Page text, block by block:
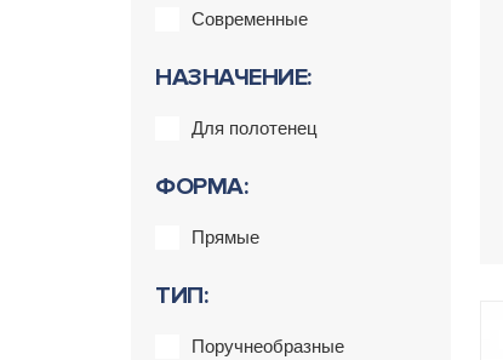
Современные
НАЗНАЧЕНИЕ:
Для полотенец
ФОРМА:
Прямые
ТИП:
Поручнеобразные